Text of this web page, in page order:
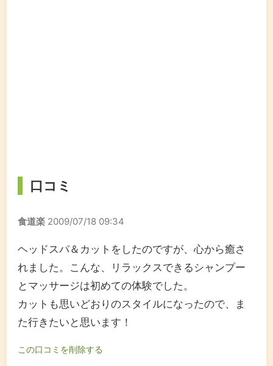
口コミ
食道楽 2009/07/18 09:34
ヘッドスパ＆カットをしたのですが、心から癒さ
れました。こんな、リラックスできるシャンプー
とマッサージは初めての体験でした。
カットも思いどおりのスタイルになったので、ま
た行きたいと思います！
この口コミを削除する